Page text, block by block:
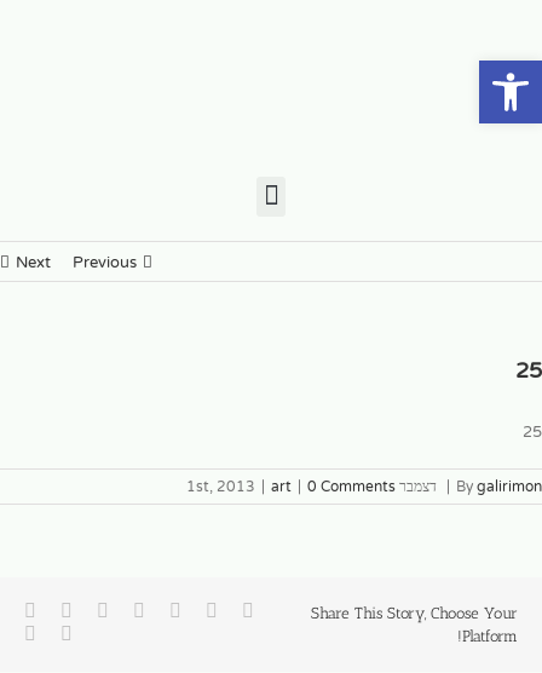
פתח סרגל נגישות
Previous
Next
25
25
By galirimon דצמבר 1st, 2013 art 0 Comments
Share This Story, Choose Your
Platform!